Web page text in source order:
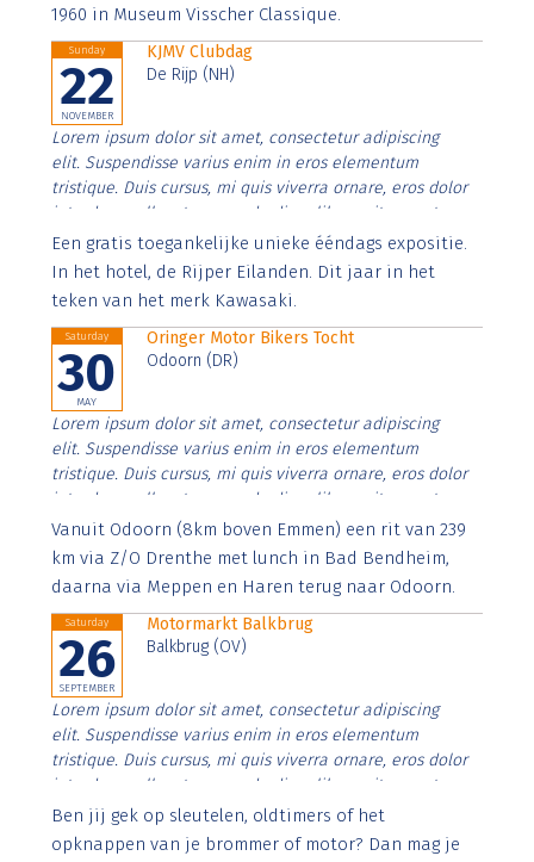
1960 in Museum Visscher Classique.
Sunday
22
NOVEMBER
KJMV Clubdag
De Rijp (NH)
Lorem ipsum dolor sit amet, consectetur adipiscing
elit. Suspendisse varius enim in eros elementum
tristique. Duis cursus, mi quis viverra ornare, eros dolor
interdum nulla, ut commodo diam libero vitae erat.
Aenean faucibus nibh et justo cursus id rutrum lorem
imperdiet. Nunc ut sem vitae risus tristique posuere.
Een gratis toegankelijke unieke ééndags expositie.
In het hotel, de Rijper Eilanden. Dit jaar in het
teken van het merk Kawasaki.
Saturday
30
MAY
Oringer Motor Bikers Tocht
Odoorn (DR)
Lorem ipsum dolor sit amet, consectetur adipiscing
elit. Suspendisse varius enim in eros elementum
tristique. Duis cursus, mi quis viverra ornare, eros dolor
interdum nulla, ut commodo diam libero vitae erat.
Aenean faucibus nibh et justo cursus id rutrum lorem
imperdiet. Nunc ut sem vitae risus tristique posuere.
Vanuit Odoorn (8km boven Emmen) een rit van 239
km via Z/O Drenthe met lunch in Bad Bendheim,
daarna via Meppen en Haren terug naar Odoorn.
Saturday
26
SEPTEMBER
Motormarkt Balkbrug
Balkbrug (OV)
Lorem ipsum dolor sit amet, consectetur adipiscing
elit. Suspendisse varius enim in eros elementum
tristique. Duis cursus, mi quis viverra ornare, eros dolor
interdum nulla, ut commodo diam libero vitae erat.
Aenean faucibus nibh et justo cursus id rutrum lorem
imperdiet. Nunc ut sem vitae risus tristique posuere.
Ben jij gek op sleutelen, oldtimers of het
opknappen van je brommer of motor? Dan mag je